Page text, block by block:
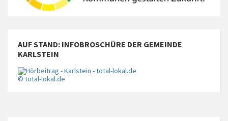
AUF STAND: INFOBROSCHÜRE DER GEMEINDE
KARLSTEIN
© total-lokal.de